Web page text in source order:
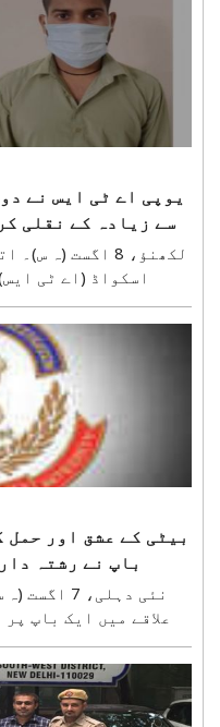
یوپی اے ٹی ایس نے
سے زیادہ کے نقلی
لکھنؤ، 8 اگست
اسکواڈ (اے ٹی
اسمگلنگ کرنےو الے
بیٹی کے عشق اور
باپ نے رشتہ
نئی
علاقے میں ایک باپ
عائد ہوا ہے۔ پولیس
کہ شادی سے قبل
کو سماجی بدنامی